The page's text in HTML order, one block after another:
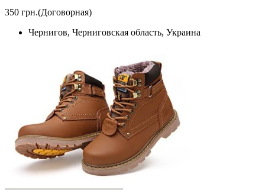
350 грн.(Договорная)
Чернигов, Черниговская область, Украина